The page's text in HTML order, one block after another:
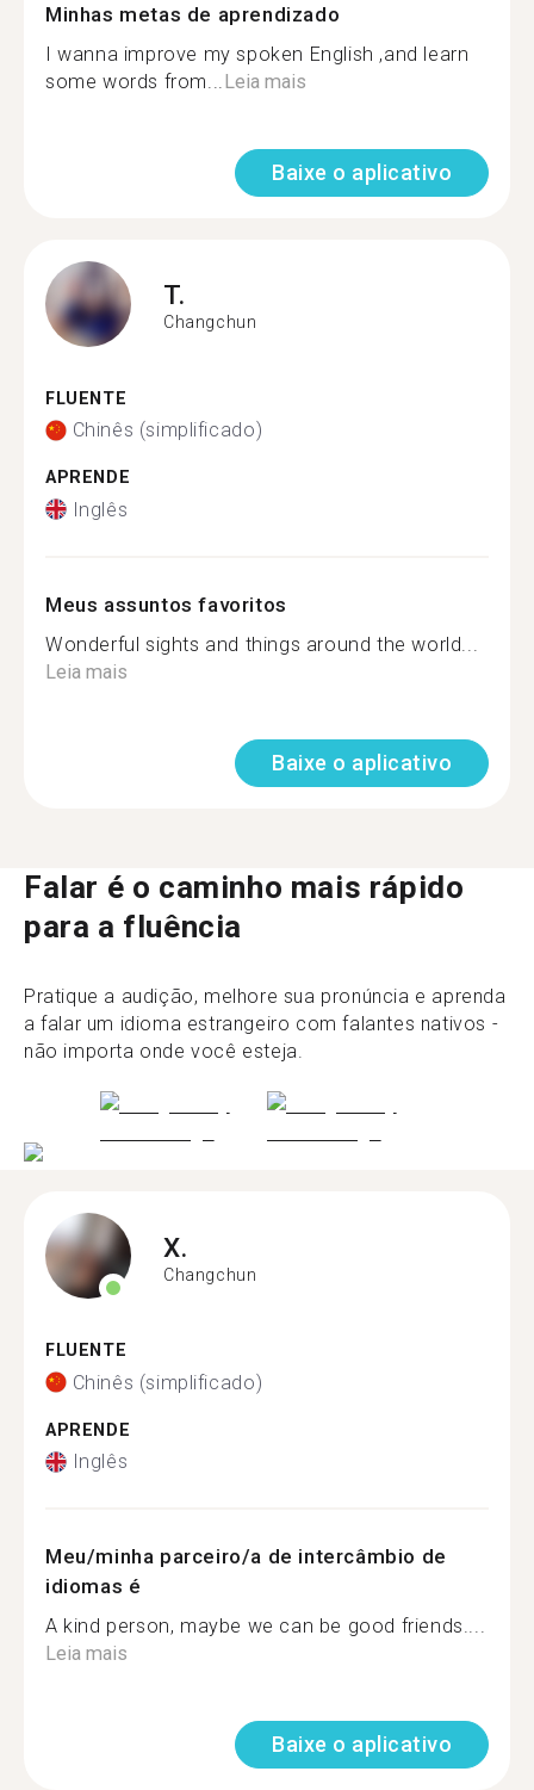
Minhas metas de aprendizado
I wanna improve my spoken English ,and learn
some words from... Leia mais
Baixe o aplicativo
T.
Changchun
FLUENTE
Chinês (simplificado)
APRENDE
Inglês
Meus assuntos favoritos
Wonderful sights and things around the world...
Leia mais
Baixe o aplicativo
Falar é o caminho mais rápido
para a fluência
Pratique a audição, melhore sua pronúncia e aprenda
a falar um idioma estrangeiro com falantes nativos -
não importa onde você esteja.
X.
Changchun
FLUENTE
Chinês (simplificado)
APRENDE
Inglês
Meu/minha parceiro/a de intercâmbio de
idiomas é
A kind person, maybe we can be good friends....
Leia mais
Baixe o aplicativo